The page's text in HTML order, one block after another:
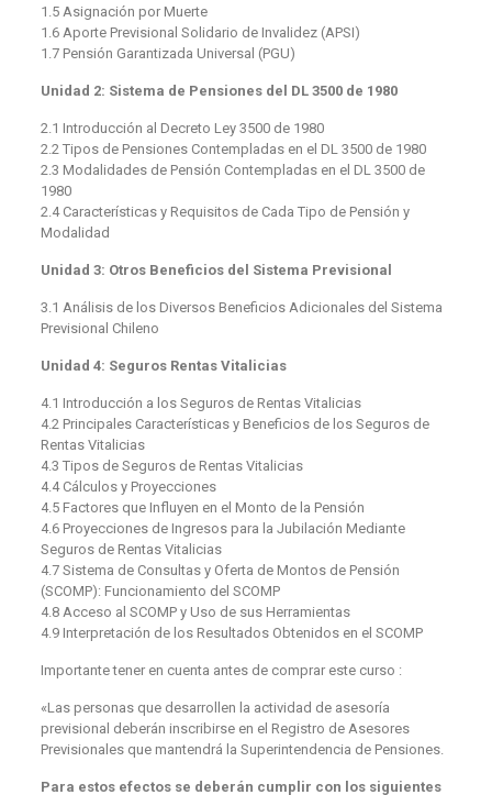
1.5 Asignación por Muerte
1.6 Aporte Previsional Solidario de Invalidez (APSI)
1.7 Pensión Garantizada Universal (PGU)
Unidad 2: Sistema de Pensiones del DL 3500 de 1980
2.1 Introducción al Decreto Ley 3500 de 1980
2.2 Tipos de Pensiones Contempladas en el DL 3500 de 1980
2.3 Modalidades de Pensión Contempladas en el DL 3500 de
1980
2.4 Características y Requisitos de Cada Tipo de Pensión y
Modalidad
Unidad 3: Otros Beneficios del Sistema Previsional
3.1 Análisis de los Diversos Beneficios Adicionales del Sistema
Previsional Chileno
Unidad 4: Seguros Rentas Vitalicias
4.1 Introducción a los Seguros de Rentas Vitalicias
4.2 Principales Características y Beneficios de los Seguros de
Rentas Vitalicias
4.3 Tipos de Seguros de Rentas Vitalicias
4.4 Cálculos y Proyecciones
4.5 Factores que Influyen en el Monto de la Pensión
4.6 Proyecciones de Ingresos para la Jubilación Mediante
Seguros de Rentas Vitalicias
4.7 Sistema de Consultas y Oferta de Montos de Pensión
(SCOMP): Funcionamiento del SCOMP
4.8 Acceso al SCOMP y Uso de sus Herramientas
4.9 Interpretación de los Resultados Obtenidos en el SCOMP
Importante tener en cuenta antes de comprar este curso :
«Las personas que desarrollen la actividad de asesoría
previsional deberán inscribirse en el Registro de Asesores
Previsionales que mantendrá la Superintendencia de Pensiones.
Para estos efectos se deberán cumplir con los siguientes